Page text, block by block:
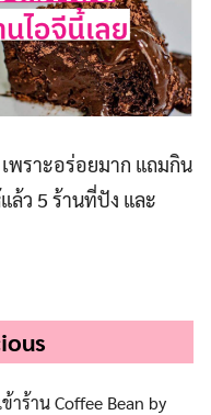
พราะอร่อยมาก แถมกิน
ล้ว 5 ร้านที่ปัง และ
าร้าน Coffee Bean by